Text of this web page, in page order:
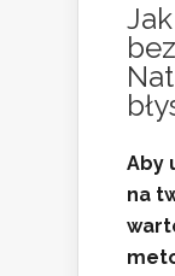
Aby
na